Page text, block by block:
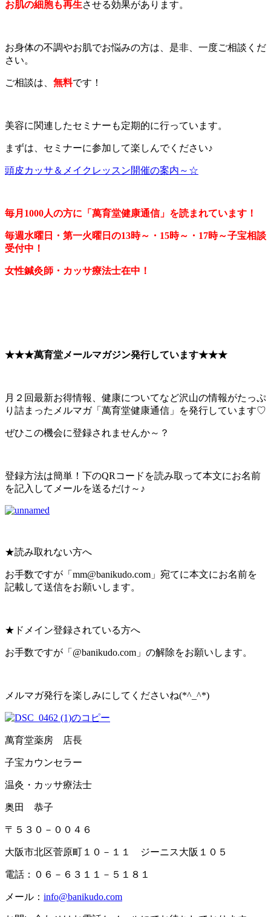
お肌の細胞も再生させる効果があります。
お身体の不調やお肌でお悩みの方は、是非、一度ご相談くだ
さい。
ご相談は、 無料です！
美容に関連したセミナーも定期的に行っています。
まずは、セミナーに参加して楽しんでください♪
頭皮カッサ＆メイクレッスン開催の案内～☆
毎月1000人の方に「萬育堂健康通信」を読まれています！
毎週水曜日・第一火曜日の13時～・15時～・17時～子宝相談
受付中！
女性鍼灸師・カッサ療法士在中！
★★★萬育堂メールマガジン発行しています★★★
月２回最新お得情報、健康についてなど沢山の情報がたっぷ
り詰まったメルマガ「萬育堂健康通信」を発行しています♡
ぜひこの機会に登録されませんか～？
登録方法は簡単！下のQRコードを読み取って本文にお名前
を記入してメールを送るだけ～♪
★読み取れない方へ
お手数ですが「mm@banikudo.com」宛てに本文にお名前を
記載して送信をお願いします。
★ドメイン登録されている方へ
お手数ですが「@banikudo.com」の解除をお願いします。
メルマガ発行を楽しみにしてくださいね(*^_^*)
萬育堂薬房 店長
子宝カウンセラー
温灸・カッサ療法士
奥田 恭子
〒５３０－００４６
大阪市北区菅原町１０－１１ ジーニス大阪１０５
電話：０６－６３１１－５１８１
メール： info@banikudo.com